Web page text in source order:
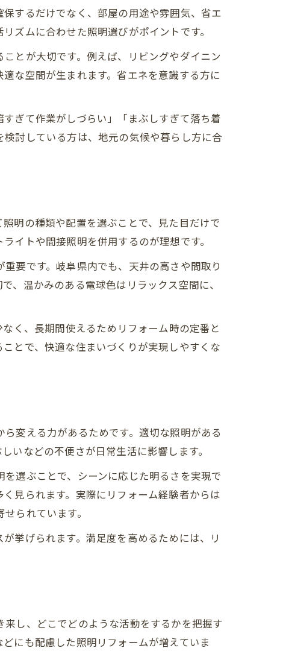
せ
するだけでなく、部屋の用途や雰囲気、省エ
ズムに合わせた照明選びがポイントです。
とが大切です。例えば、リビングやダイニン
な空間が生まれます。省エネを意識する方に
ぎて作業がしづらい」「まぶしすぎて落ち着
討している方は、地元の気候や暮らし方に合
明の種類や配置を選ぶことで、見た目だけで
イトや間接照明を併用するのが理想です。
要です。岐阜県内でも、天井の高さや間取り
、温かみのある電球色はリラックス空間に、
く、長期間使えるためリフォーム時の定番と
とで、快適な住まいづくりが実現しやすくな
変える力があるためです。適切な照明がある
いなどの不便さが日常生活に影響します。
選ぶことで、シーンに応じた明るさを実現で
見られます。実際にリフォーム経験者からは
られています。
挙げられます。満足度を高めるためには、リ
し、どこでどのような活動をするかを把握す
にも配慮した照明リフォームが増えていま